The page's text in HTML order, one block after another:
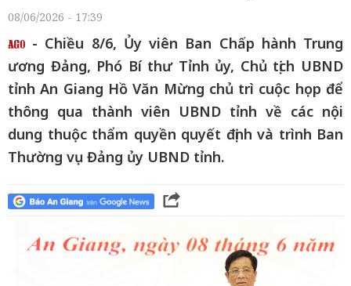
08/06/2026 - 17:39
- Chiều 8/6, Ủy viên Ban Chấp hành Trung
ương Đảng, Phó Bí thư Tỉnh ủy, Chủ tịch UBND
tỉnh An Giang Hồ Văn Mừng chủ trì cuộc họp để
thông qua thành viên UBND tỉnh về các nội
dung thuộc thẩm quyền quyết định và trình Ban
Thường vụ Đảng ủy UBND tỉnh.